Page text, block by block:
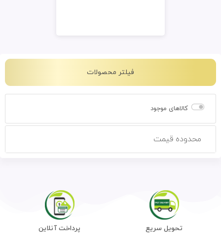
فیلتر محصولات
کالاهای موجود
محدوده قیمت
تحویل سریع پرداخت آنلاین